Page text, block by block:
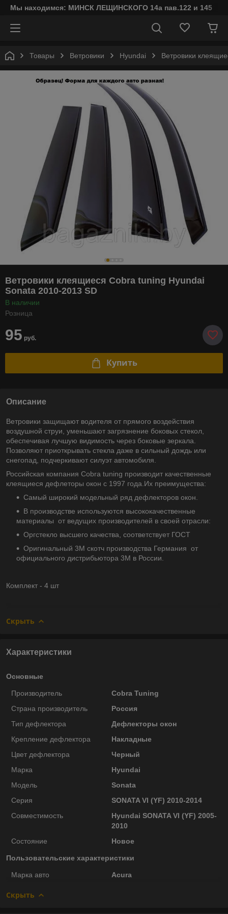
Мы находимся: МИНСК ЛЕЩИНСКОГО 14а пав.122 и 145
Товары Ветровики Hyundai Ветровики
Ветровики клеящиеся Cobra tuning Hyundai
Sonata 2010-2013 SD
В наличии
Розница
95 руб.
Купить
Описание
Ветровики защищают водителя от прямого воздействия
воздушной струи, уменьшают загрязнение боковых стекол,
обеспечивая лучшую видимость через боковые зеркала.
Позволяют приоткрывать стекла даже в сильный дождь или
снегопад, подчеркивают силуэт автомобиля.
Российская компания Cobra tuning производит качественные
клеящиеся дефлеторы окон с 1997 года.Их преимущества:
Самый широкий модельный ряд дефлекторов окон.
В производстве используются высококачественные
материалы от ведущих производителей в своей отрасли:
Оргстекло высшего качества, соответствует ГОСТ
Оригинальный 3М скотч производства Германия от
официального дистрибьютора 3М в России.
Комплект - 4 шт
Скрыть
Характеристики
Основные
Производитель
Cobra Tuning
Страна производитель
Россия
Тип дефлектора
Дефлекторы окон
Крепление дефлектора
Накладные
Цвет дефлектора
Черный
Марка
Hyundai
Модель
Sonata
Серия
SONATA VI (YF) 2010-2014
Совместимость
Hyundai SONATA VI (YF) 2005-
2010
Состояние
Новое
Пользовательские характеристики
Марка авто Acura
Скрыть